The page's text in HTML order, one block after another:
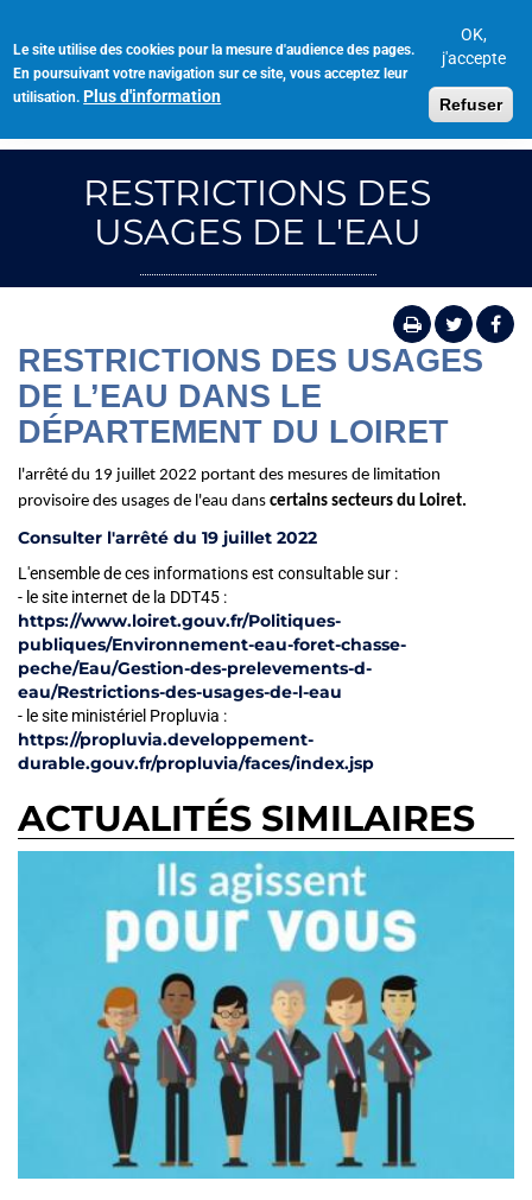
Le site utilise des cookies pour la mesure d'audience des pages.
En poursuivant votre navigation sur ce site, vous acceptez leur
utilisation. Plus d'information
OK,
j'accepte
Refuser
contenu
principal
RESTRICTIONS DES
USAGES DE L'EAU
RESTRICTIONS DES USAGES
DE L’EAU DANS LE
DÉPARTEMENT DU LOIRET
l'arrêté du 19 juillet 2022 portant des mesures de limitation
provisoire des usages de l'eau dans certains secteurs du Loiret.
Consulter l'arrêté du 19 juillet 2022
L'ensemble de ces informations est consultable sur :
- le site internet de la DDT45 :
https://www.loiret.gouv.fr/Politiques-
publiques/Environnement-eau-foret-chasse-
peche/Eau/Gestion-des-prelevements-d-
eau/Restrictions-des-usages-de-l-eau
- le site ministériel Propluvia :
https://propluvia.developpement-
durable.gouv.fr/propluvia/faces/index.jsp
ACTUALITÉS SIMILAIRES